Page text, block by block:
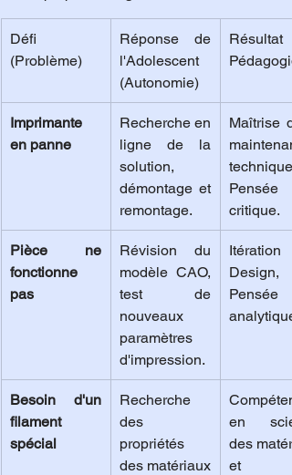
Défi
(Problème)
Réponse de
l'Adolescent
(Autonomie)
Résultat
Imprimante
en panne
Recherche en
ligne de la
solution,
démontage et
remontage.
Maîtrise
technique,
Pensée
critique.
Pièce ne
fonctionne
pas
Révision du
modèle CAO,
test de
nouveaux
paramètres
d'impression.
Design,
Pensée
analytique.
Besoin d'un
filament
spécial
Recherche
des
propriétés
des matériaux
en
des
et